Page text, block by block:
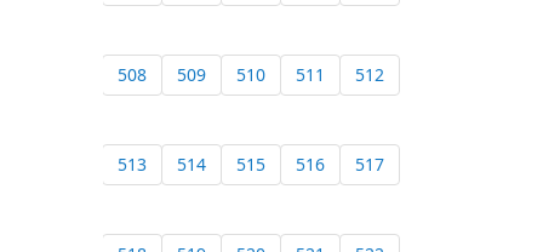
508 509 510 511 512
513 514 515 516 517